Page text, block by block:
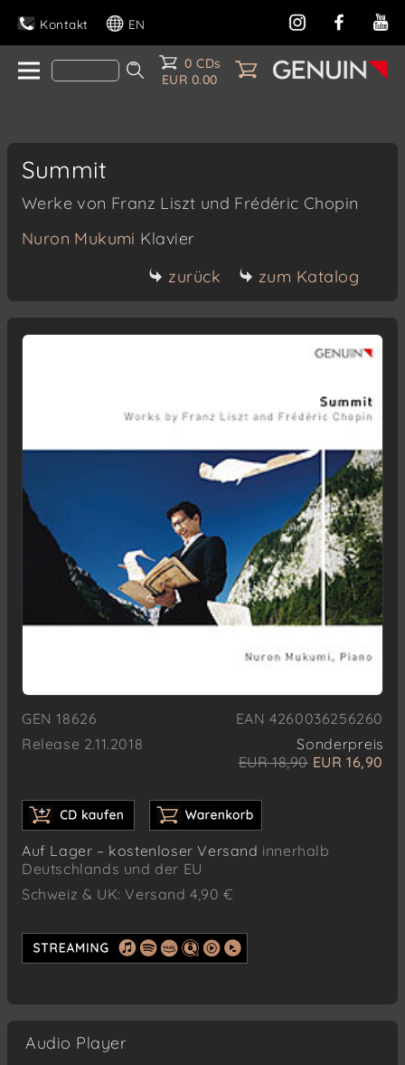
Kontakt EN
0 CDs
EUR 0.00
Summit
Werke von Franz Liszt und Frédéric Chopin
Nuron Mukumi Klavier
zurück
zum Katalog
GEN 18626
EAN 4260036256260
Release 2.11.2018
Sonderpreis
EUR 18,90 EUR 16,90
Auf Lager – kostenloser Versand innerhalb
Deutschlands und der EU
Schweiz & UK: Versand 4,90 €
Audio Player